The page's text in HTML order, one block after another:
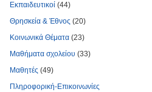
Εκπαιδευτικοί (44)
Θρησκεία & Έθνος (20)
Κοινωνικά Θέματα (23)
Μαθήματα σχολείου (33)
Μαθητές (49)
Πληροφορική-Επικοινωνίες